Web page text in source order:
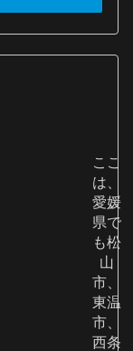
ここ
は、
愛媛
県で
も松
山
市、
東温
市、
西条